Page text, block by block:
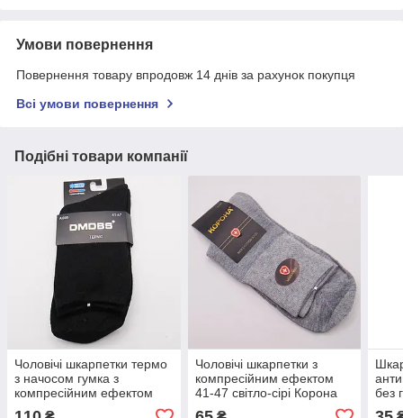
Умови повернення
Повернення товару впродовж 14 днів за рахунок покупця
Всі умови повернення
Подібні товари компанії
Чоловічі шкарпетки термо
з начосом гумка з
компресійним ефектом
41-47 чорні Dmdbs 035
Чоловічі шкарпетки з
компресійним ефектом
41-47 світло-сірі Корона
1072
без